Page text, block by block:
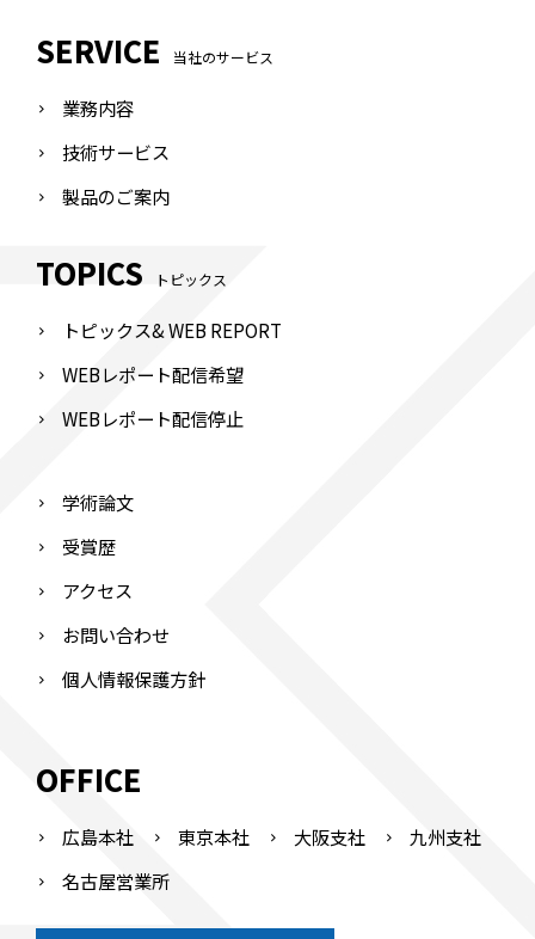
SERVICE 当社のサービス
業務内容
技術サービス
製品のご案内
TOPICS トピックス
トピックス& WEB REPORT
WEBレポート配信希望
WEBレポート配信停止
学術論文
受賞歴
アクセス
お問い合わせ
個人情報保護方針
OFFICE
広島本社 東京本社 大阪支社
九州支社
名古屋営業所